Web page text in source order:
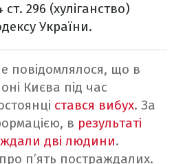
296 (хуліганство)
України.
повідомлялося, що в
Києва під час
стався вибух. За
в результаті
дві людини.
п’ять постраждалих.